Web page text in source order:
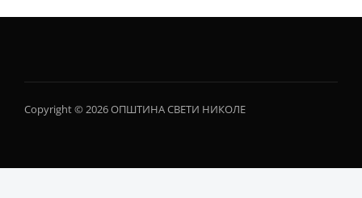
Copyright © 2026 ОПШТИНА СВЕТИ НИКОЛЕ